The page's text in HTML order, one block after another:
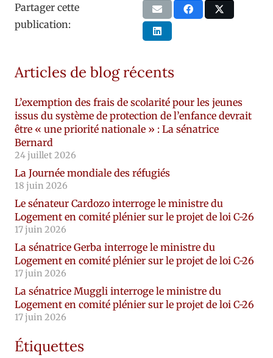
Partager cette
publication:
Articles de blog récents
L’exemption des frais de scolarité pour les jeunes
issus du système de protection de l’enfance devrait
être « une priorité nationale » : La sénatrice
Bernard
24 juillet 2026
La Journée mondiale des réfugiés
18 juin 2026
Le sénateur Cardozo interroge le ministre du
Logement en comité plénier sur le projet de loi C-26
17 juin 2026
La sénatrice Gerba interroge le ministre du
Logement en comité plénier sur le projet de loi C-26
17 juin 2026
La sénatrice Muggli interroge le ministre du
Logement en comité plénier sur le projet de loi C-26
17 juin 2026
Étiquettes